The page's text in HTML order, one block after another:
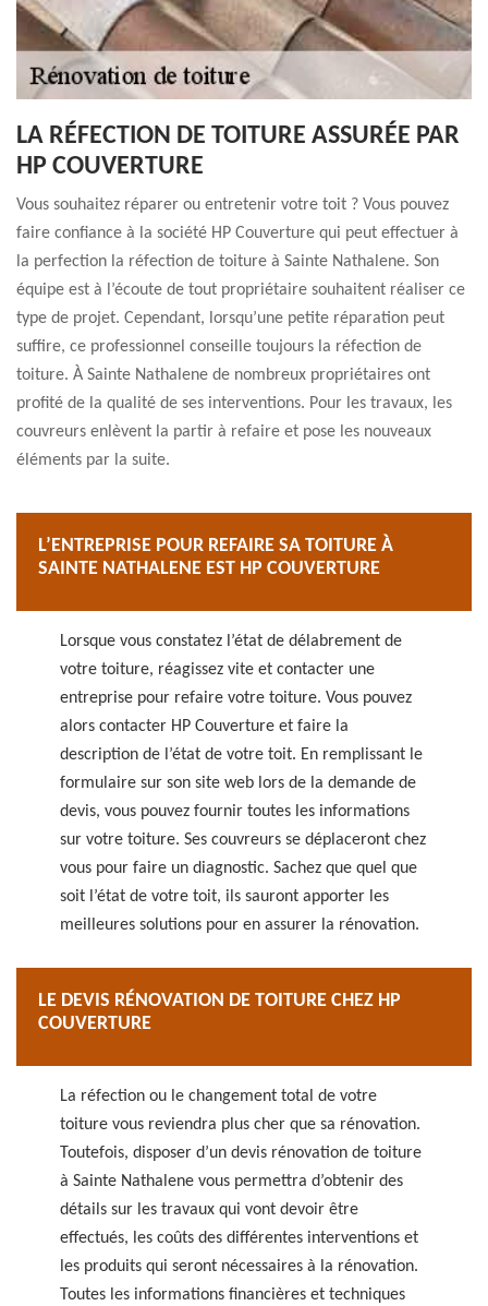
LA RÉFECTION DE TOITURE ASSURÉE PAR
HP COUVERTURE
Vous souhaitez réparer ou entretenir votre toit ? Vous pouvez
faire confiance à la société HP Couverture qui peut effectuer à
la perfection la réfection de toiture à Sainte Nathalene. Son
équipe est à l’écoute de tout propriétaire souhaitent réaliser ce
type de projet. Cependant, lorsqu’une petite réparation peut
suffire, ce professionnel conseille toujours la réfection de
toiture. À Sainte Nathalene de nombreux propriétaires ont
profité de la qualité de ses interventions. Pour les travaux, les
couvreurs enlèvent la partir à refaire et pose les nouveaux
éléments par la suite.
L’ENTREPRISE POUR REFAIRE SA TOITURE À
SAINTE NATHALENE EST HP COUVERTURE
Lorsque vous constatez l’état de délabrement de
votre toiture, réagissez vite et contacter une
entreprise pour refaire votre toiture. Vous pouvez
alors contacter HP Couverture et faire la
description de l’état de votre toit. En remplissant le
formulaire sur son site web lors de la demande de
devis, vous pouvez fournir toutes les informations
sur votre toiture. Ses couvreurs se déplaceront chez
vous pour faire un diagnostic. Sachez que quel que
soit l’état de votre toit, ils sauront apporter les
meilleures solutions pour en assurer la rénovation.
LE DEVIS RÉNOVATION DE TOITURE CHEZ HP
COUVERTURE
La réfection ou le changement total de votre
toiture vous reviendra plus cher que sa rénovation.
Toutefois, disposer d’un devis rénovation de toiture
à Sainte Nathalene vous permettra d’obtenir des
détails sur les travaux qui vont devoir être
effectués, les coûts des différentes interventions et
les produits qui seront nécessaires à la rénovation.
Toutes les informations financières et techniques